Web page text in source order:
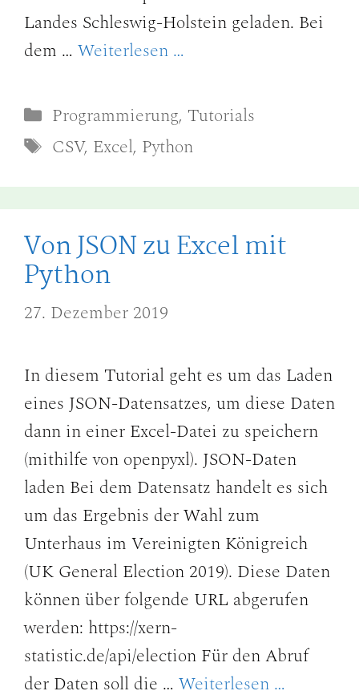
Landes Schleswig-Holstein geladen. Bei
dem … Weiterlesen …
Kategorien
Programmierung, Tutorials
Schlagwörter
CSV, Excel, Python
Von JSON zu Excel mit
Python
27. Dezember 2019
In diesem Tutorial geht es um das Laden
eines JSON-Datensatzes, um diese Daten
dann in einer Excel-Datei zu speichern
(mithilfe von openpyxl). JSON-Daten
laden Bei dem Datensatz handelt es sich
um das Ergebnis der Wahl zum
Unterhaus im Vereinigten Königreich
(UK General Election 2019). Diese Daten
können über folgende URL abgerufen
werden: https://xern-
statistic.de/api/election Für den Abruf
der Daten soll die … Weiterlesen …